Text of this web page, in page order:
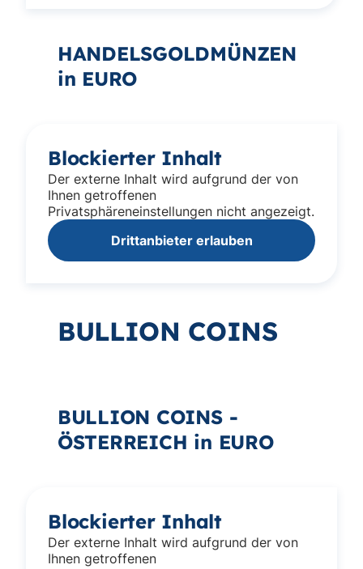
HANDELSGOLDMÜNZEN
in EURO
Blockierter Inhalt
Der externe Inhalt wird aufgrund der von
Ihnen getroffenen
Privatsphäreneinstellungen nicht angezeigt.
Drittanbieter erlauben
BULLION COINS
BULLION COINS -
ÖSTERREICH in EURO
Blockierter Inhalt
Der externe Inhalt wird aufgrund der von
Ihnen getroffenen